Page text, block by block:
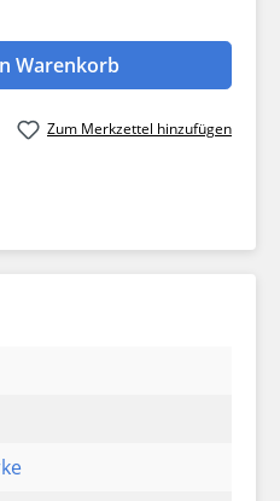
Wert
Warenkorb
Zum Merkzettel hinzufügen